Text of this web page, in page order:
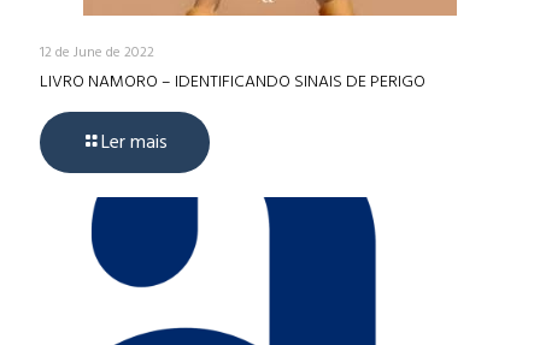
12 de June de 2022
LIVRO NAMORO – IDENTIFICANDO SINAIS DE PERIGO
Ler mais